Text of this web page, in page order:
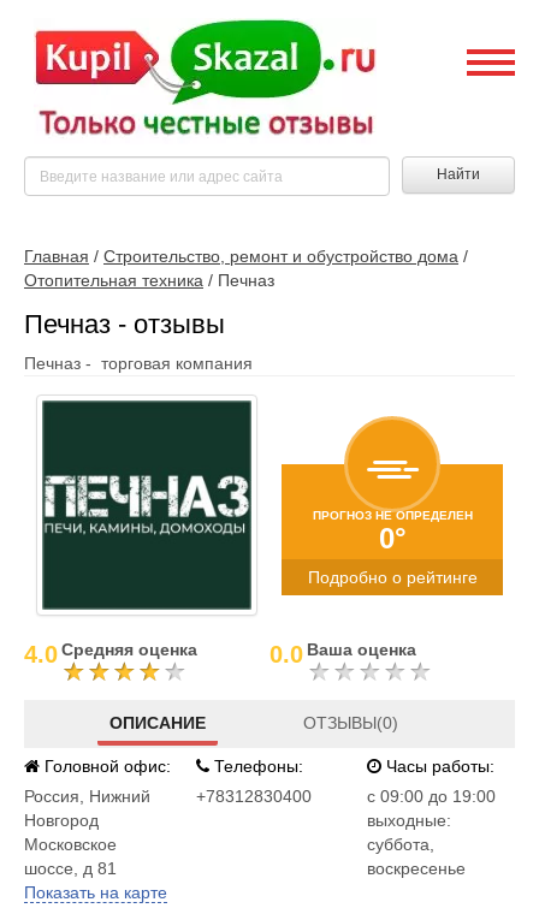
Найти
Главная / Строительство, ремонт и обустройство дома /
Отопительная техника / Печназ
Печназ - отзывы
Печназ - торговая компания
ПРОГНОЗ НЕ ОПРЕДЕЛЕН
0°
Подробно о рейтинге
4.0Средняя оценка 0.0 Ваша оценка
ОПИСАНИЕ ОТЗЫВЫ(0)
Головной офис:
Россия
Нижний
Новгород
Московское
шоссе, д 81
Показать на карте
Телефоны:
+78312830400
Часы работы:
c 09:00 до 19:00
выходные:
суббота,
воскресенье